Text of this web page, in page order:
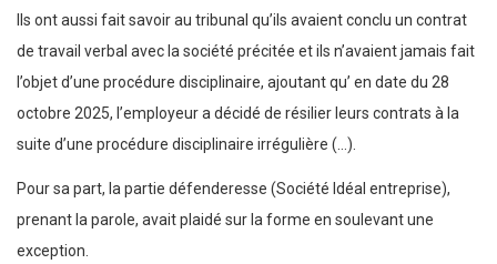
Ils ont aussi fait savoir au tribunal qu’ils avaient conclu un contrat
de travail verbal avec la société précitée et ils n’avaient jamais fait
l’objet d’une procédure disciplinaire, ajoutant qu’ en date du 28
octobre 2025, l’employeur a décidé de résilier leurs contrats à la
suite d’une procédure disciplinaire irrégulière (…).
Pour sa part, la partie défenderesse (Société Idéal entreprise),
prenant la parole, avait plaidé sur la forme en soulevant une
exception.